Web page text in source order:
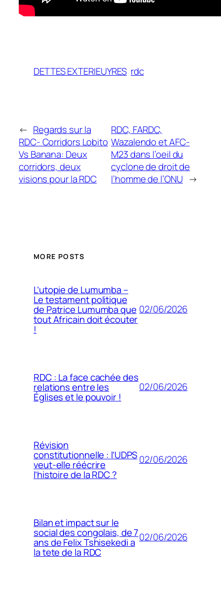
DETTES EXTERIEUYRES rdc
← Regards sur la
RDC- Corridors Lobito
Vs Banana: Deux
corridors, deux
visions pour la RDC
RDC, FARDC,
Wazalendo et AFC-
M23 dans l’oeil du
cyclone de droit de
l’homme de l’ONU →
MORE POSTS
L’utopie de Lumumba –
Le testament politique
de Patrice Lumumba que
tout Africain doit écouter
!
02/06/2026
RDC : La face cachée des
relations entre les
Églises et le pouvoir !
02/06/2026
Révision
constitutionnelle : l’UDPS
veut-elle réécrire
l’histoire de la RDC ?
02/06/2026
Bilan et impact sur le
social des congolais, de 7
ans de Felix Tshisekedi a
la tete de la RDC
02/06/2026